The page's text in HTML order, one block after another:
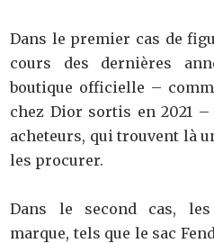
Dans le premier cas de
cours des dernières
boutique officielle –
chez Dior sortis en 2021
acheteurs, qui trouvent là
les procurer.
Dans le second cas,
marque, tels que le sac